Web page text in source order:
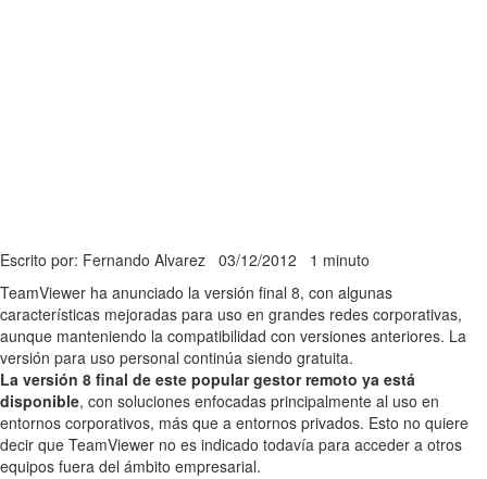
Escrito por: Fernando Alvarez 03/12/2012 1 minuto
TeamViewer ha anunciado la versión final 8, con algunas
características mejoradas para uso en grandes redes corporativas,
aunque manteniendo la compatibilidad con versiones anteriores. La
versión para uso personal continúa siendo gratuita.
La versión 8 final de este popular gestor remoto ya está
disponible, con soluciones enfocadas principalmente al uso en
entornos corporativos, más que a entornos privados. Esto no quiere
decir que TeamViewer no es indicado todavía para acceder a otros
equipos fuera del ámbito empresarial.